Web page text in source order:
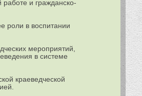
и гражданско-
роли в воспитании
мероприятий,
в системе
краеведческой